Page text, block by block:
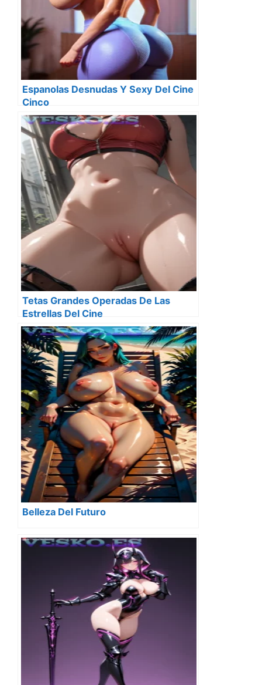
Espanolas Desnudas Y Sexy Del Cine
Cinco
Tetas Grandes Operadas De Las
Estrellas Del Cine
Belleza Del Futuro